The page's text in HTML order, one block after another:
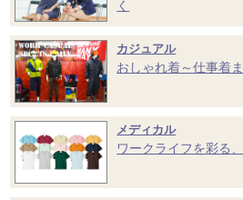
く
カジュアル
おしゃれ着～仕事着
メディカル
ワークライフを彩る